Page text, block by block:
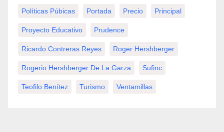
Políticas Púbicas Portada Precio Principal
Proyecto Educativo Prudence
Ricardo Contreras Reyes Roger Hershberger
Rogerio Hershberger De La Garza Sufinc
Teofilo Benítez Turismo Ventamillas